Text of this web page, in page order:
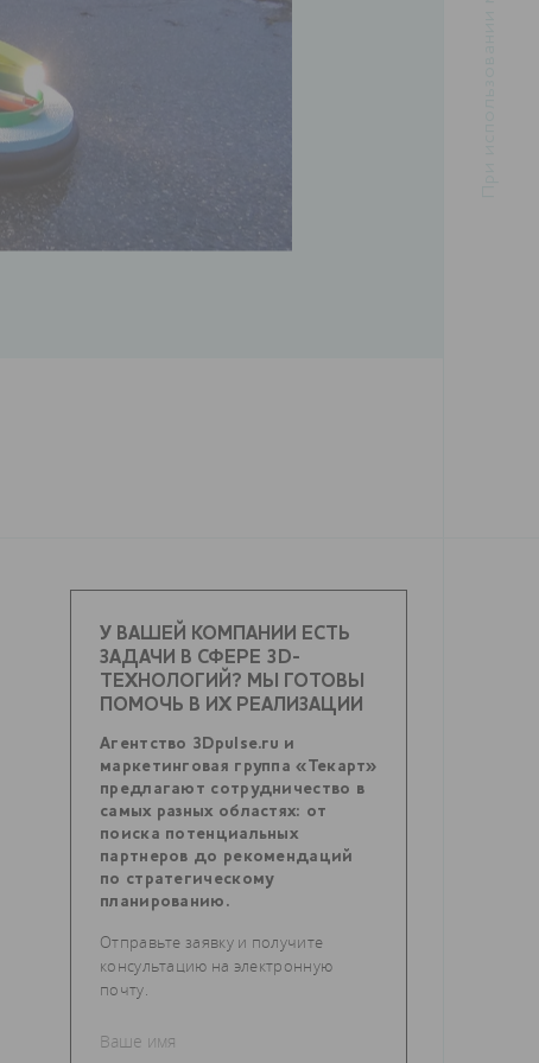
У ВАШЕЙ КОМПАНИИ ЕСТЬ
ЗАДАЧИ В СФЕРЕ 3D-
ТЕХНОЛОГИЙ? МЫ ГОТОВЫ
ПОМОЧЬ В ИХ РЕАЛИЗАЦИИ
Агентство 3Dpulse.ru и
маркетинговая группа «Текарт»
предлагают сотрудничество в
самых разных областях: от
поиска потенциальных
партнеров до рекомендаций
по стратегическому
планированию.
Отправьте заявку и получите
консультацию на электронную
почту.